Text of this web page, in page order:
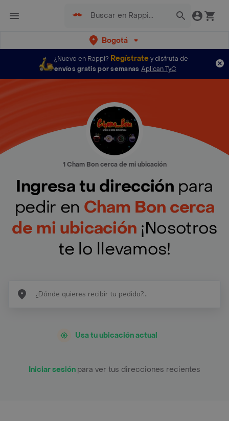
Bogotá
¿Nuevo en Rappi? Regístratey disfruta de
envíos gratis por semanas Aplican TyC
1 Cham Bon cerca de mi ubicación
Ingresa tu dirección para
pedir en Cham Bon cerca
de mi ubicación ¡Nosotros
te lo llevamos!
Usa tu ubicación actual
Iniciar sesión para ver tus direcciones recientes